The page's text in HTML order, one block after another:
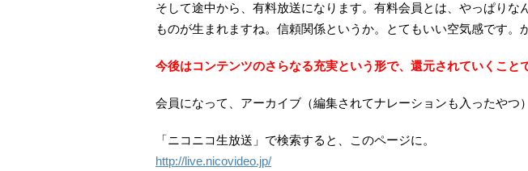
そして途中から、有料放送になります。有料会員とは、やっぱりな
ものが生まれますね。信頼関係というか。とてもいい空気感です。
今後はコンテンツのさらなる充実という形で、還元されていくこと
会員になって、アーカイブ（編集されてナレーションも入ったやつ
「ニコニコ生放送」で検索すると、このページに。
http://live.nicovideo.jp/